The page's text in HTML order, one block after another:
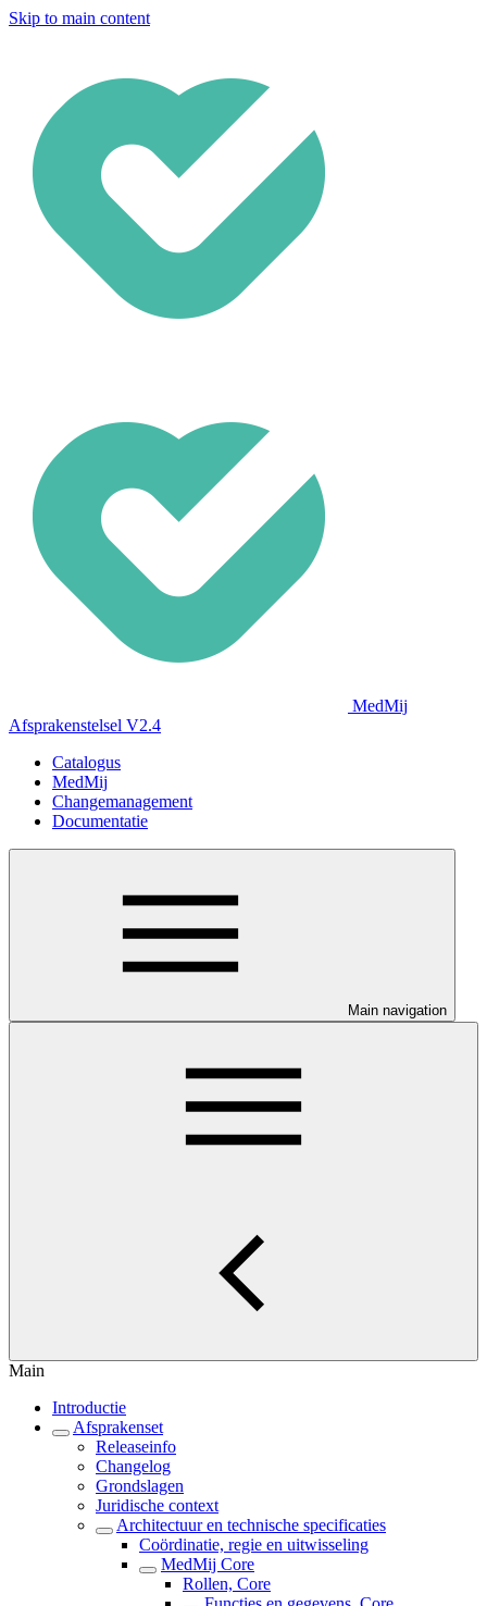
Skip to main content
MedMij
Afsprakenstelsel V2.4
Catalogus
MedMij
Changemanagement
Documentatie
Main navigation
Main
Introductie
Afsprakenset
Releaseinfo
Changelog
Grondslagen
Juridische context
Architectuur en technische specificaties
Coördinatie, regie en uitwisseling
MedMij Core
Rollen, Core